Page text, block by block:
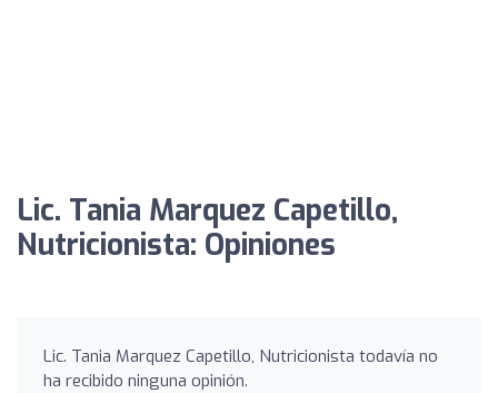
Lic. Tania Marquez Capetillo,
Nutricionista: Opiniones
Lic. Tania Marquez Capetillo, Nutricionista todavía no
ha recibido ninguna opinión.